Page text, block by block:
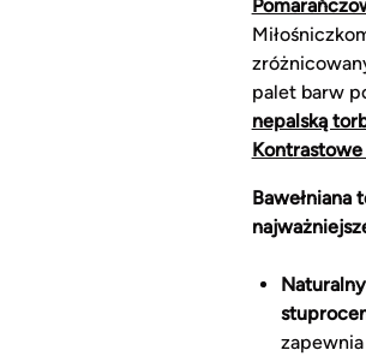
palet barw
nepalską
Bawełniana